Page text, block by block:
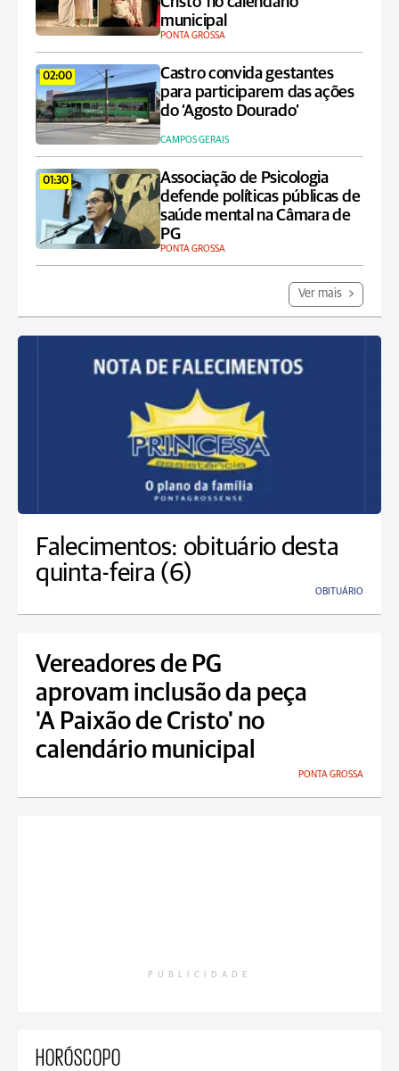
municipal
PONTA GROSSA
02:00
Castro convida gestantes
para participarem das ações
do ‘Agosto Dourado’
CAMPOS GERAIS
01:30
Associação de Psicologia
defende políticas públicas de
saúde mental na Câmara de
PG
PONTA GROSSA
Ver mais
Falecimentos: obituário desta
quinta-feira (6)
OBITUÁRIO
Vereadores de PG
aprovam inclusão da peça
'A Paixão de Cristo' no
calendário municipal
PONTA GROSSA
PUBLICIDADE
HORÓSCOPO